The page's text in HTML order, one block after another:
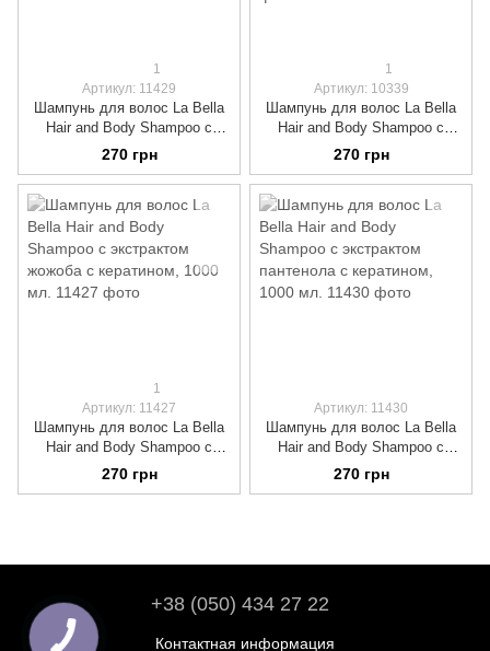
1
Артикул: 11429
Шампунь для волос La Bella
Hair and Body Shampoo с
экстрактом крапива с
кератином, 1000 мл.
270 грн
1
Артикул: 10339
Шампунь для волос La Bella
Hair and Body Shampoo с
экстрактом яблока и лимона
из кератина, 1000 мл.
270 грн
1
Артикул: 11427
Шампунь для волос La Bella
Hair and Body Shampoo с
экстрактом жожоба с
кератином, 1000 мл.
270 грн
Артикул: 11430
Шампунь для волос La Bella
Hair and Body Shampoo с
экстрактом пантенола с
кератином, 1000 мл.
270 грн
+38 (050) 434 27 22
Контактная информация